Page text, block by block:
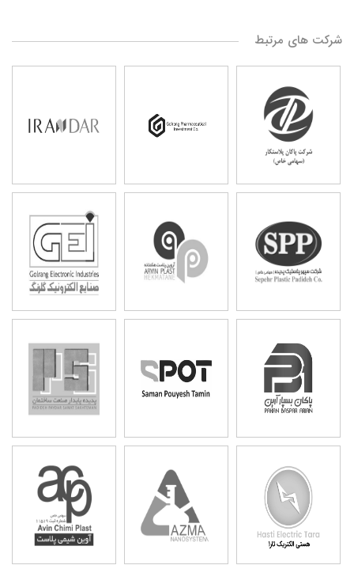
شرکت های مرتبط